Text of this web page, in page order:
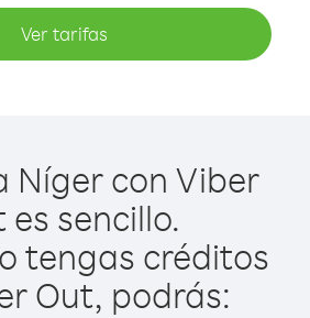
Ver tarifas
Níger con Viber
es sencillo.
tengas créditos
Out, podrás: